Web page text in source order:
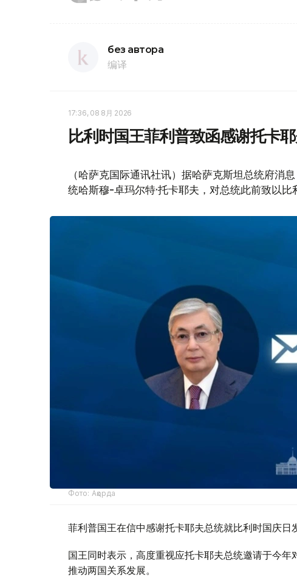
без автора
编译
17:36, 08 8月 2026
比利时国王菲利普致函感谢托卡
（哈萨克国际通讯社讯）据哈萨克斯坦总统府消
统哈斯穆-卓玛尔特·托卡耶夫，对总统此前致以比
Фото: Ақорда
菲利普国王在信中感谢托卡耶夫总统就比利时国庆日
国王同时表示，高度重视应托卡耶夫总统邀请于今
推动两国关系发展。